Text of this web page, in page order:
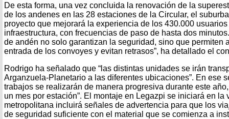
De esta forma, una vez concluida la renovación de la
de los andenes en las 28 estaciones de la Circular, el
proyecto que mejorará la experiencia de los 430.000
infraestructura, con frecuencias de paso de hasta dos
de andén no solo garantizan la seguridad, sino que permiten
entrada de los convoyes y evitan retrasos”, ha detallado el
Rodrigo ha señalado que “las distintas unidades se irán
Arganzuela-Planetario a las diferentes ubicaciones”. En ese
trabajos se realizarán de manera progresiva durante este
un mes por estación”. El montaje en Legazpi se iniciará en la
metropolitana incluirá señales de advertencia para que los
de seguridad suficiente con el material que se comienza a